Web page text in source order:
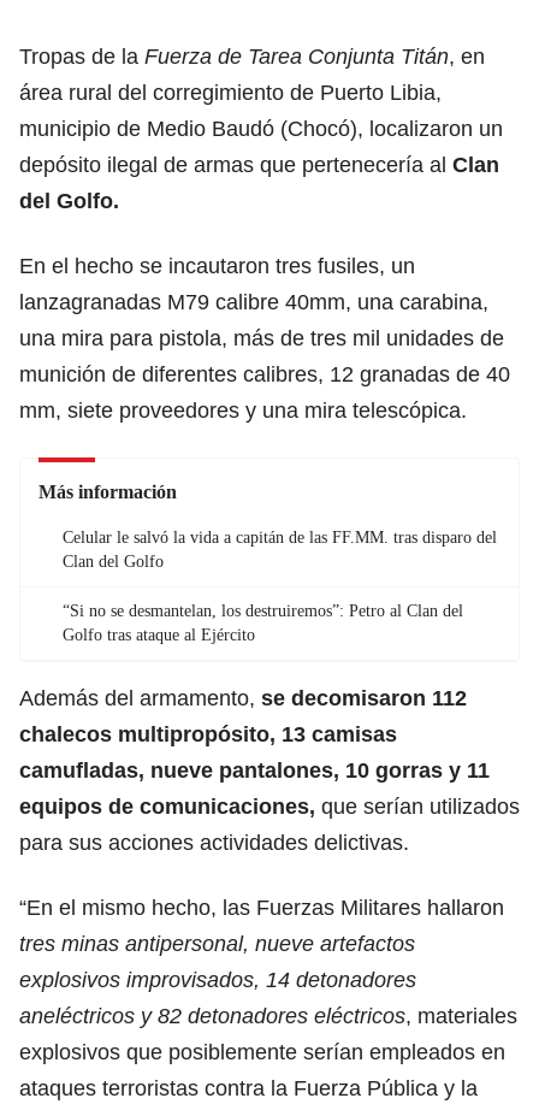
Tropas de la Fuerza de Tarea Conjunta Titán, en
área rural del corregimiento de Puerto Libia,
municipio de Medio Baudó (Chocó), localizaron un
depósito ilegal de armas que pertenecería al Clan
del Golfo.
En el hecho se incautaron tres fusiles, un
lanzagranadas M79 calibre 40mm, una carabina,
una mira para pistola, más de tres mil unidades de
munición de diferentes calibres, 12 granadas de 40
mm, siete proveedores y una mira telescópica.
Más información
Celular le salvó la vida a capitán de las FF.MM. tras disparo del
Clan del Golfo
“Si no se desmantelan, los destruiremos”: Petro al Clan del
Golfo tras ataque al Ejército
Además del armamento, se decomisaron 112
chalecos multipropósito, 13 camisas
camufladas, nueve pantalones, 10 gorras y 11
equipos de comunicaciones, que serían utilizados
para sus acciones actividades delictivas.
“En el mismo hecho, las Fuerzas Militares hallaron
tres minas antipersonal, nueve artefactos
explosivos improvisados, 14 detonadores
aneléctricos y 82 detonadores eléctricos, materiales
explosivos que posiblemente serían empleados en
ataques terroristas contra la Fuerza Pública y la